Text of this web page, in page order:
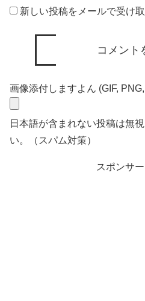
新しい投稿をメールで受け
画像添付しますよん (GIF,
日本語が含まれない投稿は無
い。（スパム対策）
スポンサ